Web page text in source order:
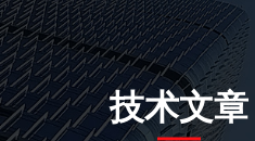
技术文章